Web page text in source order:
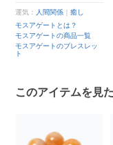
運気： 人間関係 ｜癒し
モスアゲートとは？
モスアゲートの商品一覧
モスアゲートのブレスレッ
ト
このアイテムを見